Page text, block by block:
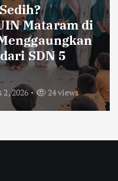
Mataram di
SDN 5
2, 2026 24 views